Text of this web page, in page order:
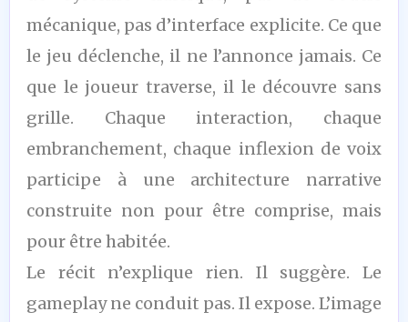
mécanique, pas d’interface explicite. Ce que
le jeu déclenche, il ne l’annonce jamais. Ce
que le joueur traverse, il le découvre sans
grille. Chaque interaction, chaque
embranchement, chaque inflexion de voix
participe à une architecture narrative
construite non pour être comprise, mais
pour être habitée.
Le récit n’explique rien. Il suggère. Le
gameplay ne conduit pas. Il expose. L’image